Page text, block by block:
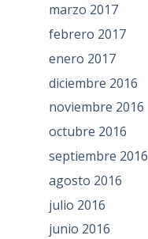
marzo 2017
febrero 2017
enero 2017
diciembre 2016
noviembre 2016
octubre 2016
septiembre 2016
agosto 2016
julio 2016
junio 2016